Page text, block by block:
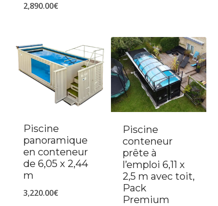
2,890.00€
Piscine
panoramique
en conteneur
de 6,05 x 2,44
m
3,220.00€
Piscine
conteneur
prête à
l’emploi 6,11 x
2,5 m avec toit,
Pack
Premium